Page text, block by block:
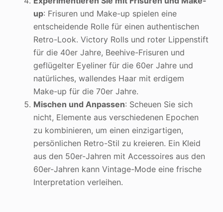
up: Frisuren und Make-up spielen eine
entscheidende Rolle für einen authentischen
Retro-Look. Victory Rolls und roter Lippenstift
für die 40er Jahre, Beehive-Frisuren und
geflügelter Eyeliner für die 60er Jahre und
natürliches, wallendes Haar mit erdigem
Make-up für die 70er Jahre.
Mischen und Anpassen: Scheuen Sie sich
nicht, Elemente aus verschiedenen Epochen
zu kombinieren, um einen einzigartigen,
persönlichen Retro-Stil zu kreieren. Ein Kleid
aus den 50er-Jahren mit Accessoires aus den
60er-Jahren kann Vintage-Mode eine frische
Interpretation verleihen.